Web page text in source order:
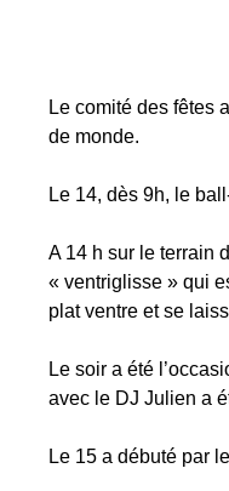
Le comité des fêtes
de monde.
Le 14, dès 9h, le
A 14 h sur le terrain
« ventriglisse » qui
plat ventre et se
Le soir a été
avec le DJ Julien a
Le 15 a débuté par